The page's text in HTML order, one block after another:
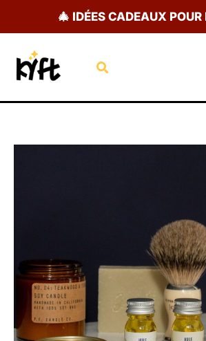
🎄 IDÉES CADEAUX POUR
Rechercher